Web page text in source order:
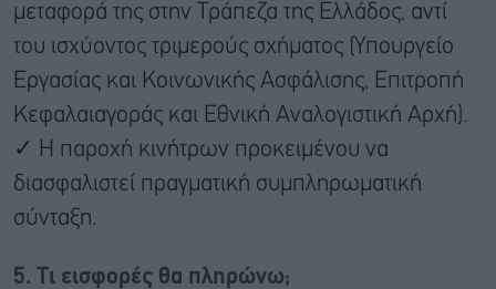
μεταφορά της στην Τράπεζα της Ελλάδος, αντί
του ισχύοντος τριμερούς σχήματος (Υπουργείο
Εργασίας και Κοινωνικής Ασφάλισης, Επιτροπή
Κεφαλαιαγοράς και Εθνική Αναλογιστική Αρχή).
✓ Η παροχή κινήτρων προκειμένου να
διασφαλιστεί πραγματική συμπληρωματική
σύνταξη.
5. Τι εισφορές θα πληρώνω;